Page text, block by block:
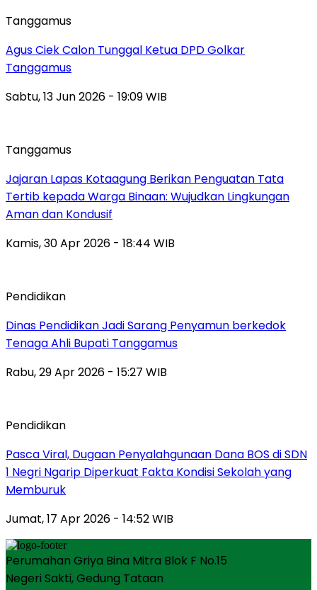
Tanggamus
Agus Ciek Calon Tunggal Ketua DPD Golkar
Tanggamus
Sabtu, 13 Jun 2026 - 19:09 WIB
Tanggamus
Jajaran Lapas Kotaagung Berikan Penguatan Tata
Tertib kepada Warga Binaan: Wujudkan Lingkungan
Aman dan Kondusif
Kamis, 30 Apr 2026 - 18:44 WIB
Pendidikan
Dinas Pendidikan Jadi Sarang Penyamun berkedok
Tenaga Ahli Bupati Tanggamus
Rabu, 29 Apr 2026 - 15:27 WIB
Pendidikan
Pasca Viral, Dugaan Penyalahgunaan Dana BOS di SDN
1 Negri Ngarip Diperkuat Fakta Kondisi Sekolah yang
Memburuk
Jumat, 17 Apr 2026 - 14:52 WIB
Perumahan Griya Bina Mitra Blok F No.15
Negeri Sakti, Gedung Tataan